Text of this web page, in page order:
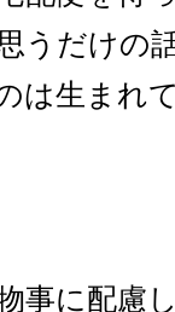
うだけの
は生まれ
事に配慮